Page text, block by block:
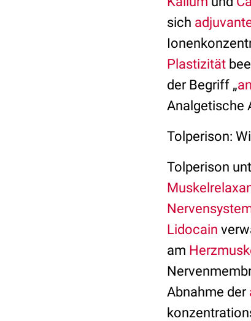
sich
Plastizität
der Begriff „
Analgetische
Tolperison:
Tolperison
Lidocain
am
Abnahme der